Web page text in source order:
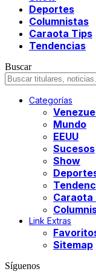
Deportes
Columnistas
Caraota Tips
Tendencias
Buscar
Categorías
Mundo
EEUU
Sucesos
Show
Caraota
Link Extras
Sitemap
Síguenos